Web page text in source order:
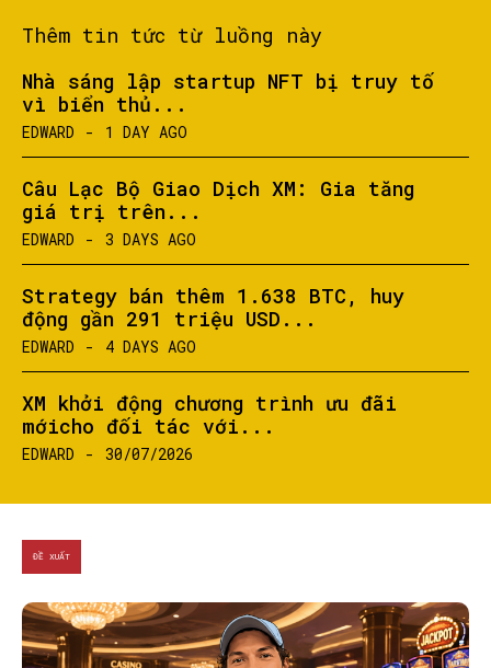
Thêm tin tức từ luồng này
Nhà sáng lập startup NFT bị truy tố
vì biển thủ...
EDWARD - 1 DAY AGO
Câu Lạc Bộ Giao Dịch XM: Gia tăng
giá trị trên...
EDWARD - 3 DAYS AGO
Strategy bán thêm 1.638 BTC, huy
động gần 291 triệu USD...
EDWARD - 4 DAYS AGO
XM khởi động chương trình ưu đãi
mớicho đối tác với...
EDWARD - 30/07/2026
ĐỀ XUẤT